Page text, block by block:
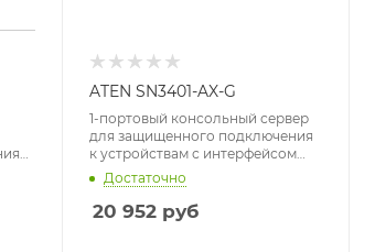
ATEN SN3401-AX-G
1-портовый консольный сервер
для защищенного подключения
к устройствам с интерфейсом
RS-232/422/485
Достаточно
20 952руб